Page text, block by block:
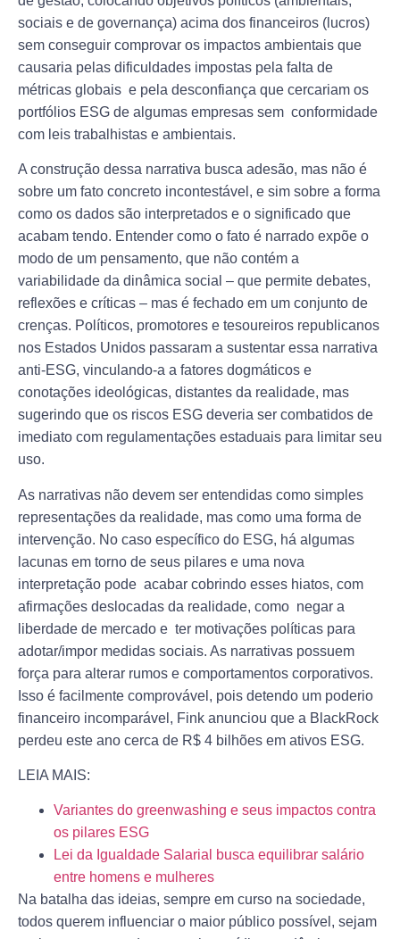
sociais e de governança) acima dos financeiros (lucros)
sem conseguir comprovar os impactos ambientais que
causaria pelas dificuldades impostas pela falta de
métricas globais e pela desconfiança que cercariam os
portfólios ESG de algumas empresas sem conformidade
com leis trabalhistas e ambientais.
A construção dessa narrativa busca adesão, mas não é
sobre um fato concreto incontestável, e sim sobre a forma
como os dados são interpretados e o significado que
acabam tendo. Entender como o fato é narrado expõe o
modo de um pensamento, que não contém a
variabilidade da dinâmica social – que permite debates,
reflexões e críticas – mas é fechado em um conjunto de
crenças. Políticos, promotores e tesoureiros republicanos
nos Estados Unidos passaram a sustentar essa narrativa
anti-ESG, vinculando-a a fatores dogmáticos e
conotações ideológicas, distantes da realidade, mas
sugerindo que os riscos ESG deveria ser combatidos de
imediato com regulamentações estaduais para limitar seu
uso.
As narrativas não devem ser entendidas como simples
representações da realidade, mas como uma forma de
intervenção. No caso específico do ESG, há algumas
lacunas em torno de seus pilares e uma nova
interpretação pode acabar cobrindo esses hiatos, com
afirmações deslocadas da realidade, como negar a
liberdade de mercado e ter motivações políticas para
adotar/impor medidas sociais. As narrativas possuem
força para alterar rumos e comportamentos corporativos.
Isso é facilmente comprovável, pois detendo um poderio
financeiro incomparável, Fink anunciou que a BlackRock
perdeu este ano cerca de R$ 4 bilhões em ativos ESG.
LEIA MAIS:
Variantes do greenwashing e seus impactos contra
os pilares ESG
Lei da Igualdade Salarial busca equilibrar salário
entre homens e mulheres
Na batalha das ideias, sempre em curso na sociedade,
todos querem influenciar o maior público possível, sejam